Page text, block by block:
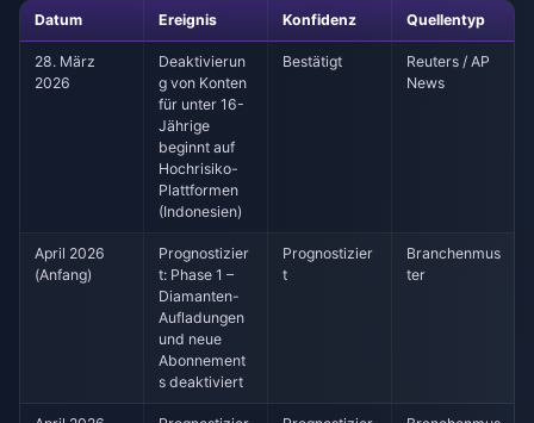
Datum Ereignis Konfidenz Quellentyp
28. März
2026
Deaktivierun
g von Konten
für unter 16-
Jährige
beginnt auf
Hochrisiko-
Plattformen
(Indonesien)
Bestätigt
Reuters / AP
News
April 2026
(Anfang)
Prognostizier
t: Phase 1 –
Diamanten-
Aufladungen
und neue
Abonnement
s deaktiviert
Prognostizier
t
Branchenmus
ter